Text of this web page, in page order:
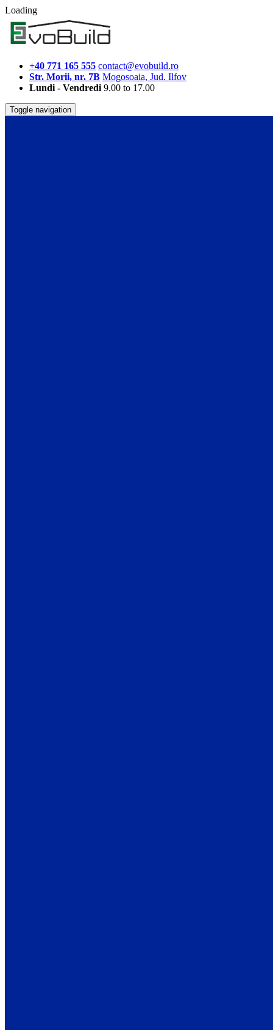
Loading
+40 771 165 555 contact@evobuild.ro
Str. Morii, nr. 7B Mogosoaia, Jud. Ilfov
Lundi - Vendredi 9.00 to 17.00
Toggle navigation